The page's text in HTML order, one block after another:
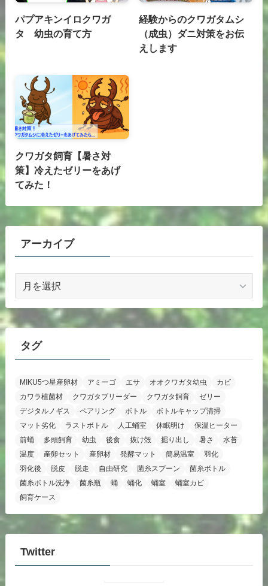
パプアキンイロクワガ
タ 幼虫の育て方
経験からのクワガタムシ
（成虫）ダニ対策をお伝
えします
クワガタ飼育【暑さ対
策】冷えたゼリーをあげ
てみた！
アーカイブ
カ
イ
タグ
MIKU5つ星産卵材 アミーゴ エサ オオクワガタ幼虫
カビ
カワラ植菌材
クワガタブリーダー クワガタ飼育
ゼリー
デジタルノギス
ペアリング ボトル
ボトルキャップ清掃
マット劣化
ラストボトル 人工蛹室 休眠明け
保温ヒーター
前蛹
多頭飼育 幼虫 後食 抜け殻 掘り出し 暑さ
水苔
温度
産卵セット 産卵材 発酵マット 簡易温室
羽化
羽化後
脱皮 脱走 自由研究 菌糸スプーン
菌糸ボトル
菌糸ボトル洗浄
菌糸瓶 蛹 蛹化 蛹室
蛹室カビ
飼育ケース
Twitter